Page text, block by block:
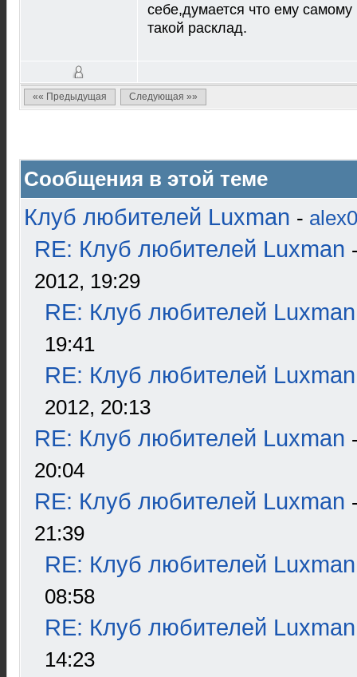
себе,думается что ему
такой расклад.
«« Предыдущая Следующая »»
Сообщения в этой теме
Клуб любителей Luxman -
RE: Клуб любителей Luxman
2012, 19:29
RE: Клуб любителей Luxman
19:41
RE: Клуб любителей Luxman
2012, 20:13
RE: Клуб любителей Luxman
20:04
RE: Клуб любителей Luxman
21:39
RE: Клуб любителей Luxman
08:58
RE: Клуб любителей Luxman
14:23